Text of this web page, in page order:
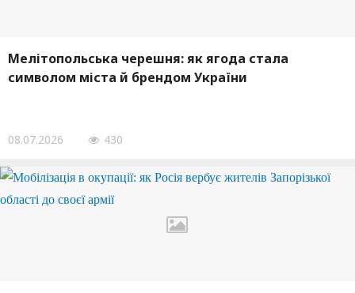
Мелітопольська черешня: як ягода стала
символом міста й брендом України
08.07.2026 430